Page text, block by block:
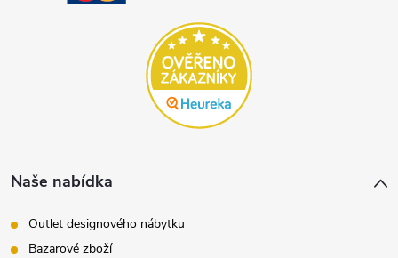
Naše nabídka
Outlet designového nábytku
Bazarové zboží